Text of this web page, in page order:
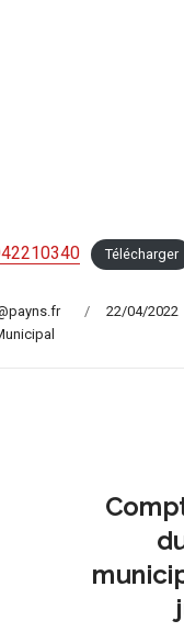
Télécharger
Posted
22/04/2022
Prochaine
publication: